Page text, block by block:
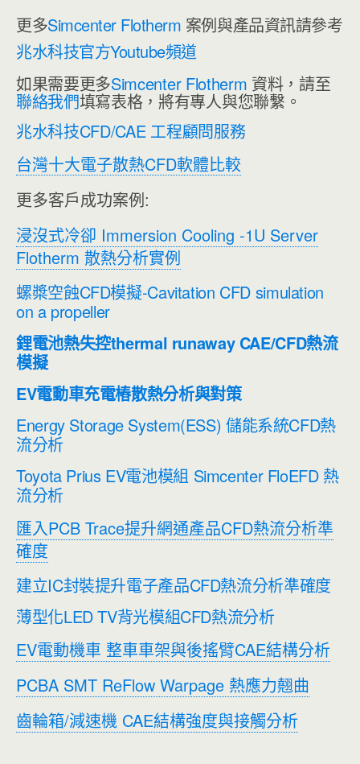
更多Simcenter Flotherm 案例與產品資訊請參考
兆水科技官方Youtube頻道
如果需要更多Simcenter Flotherm 資料，請至
聯絡我們填寫表格，將有專人與您聯繫。
兆水科技CFD/CAE 工程顧問服務
台灣十大電子散熱CFD軟體比較
更多客戶成功案例:
浸沒式冷卻 Immersion Cooling -1U Server
Flotherm 散熱分析實例
螺槳空蝕CFD模擬-Cavitation CFD simulation
on a propeller
鋰電池熱失控thermal runaway CAE/CFD熱流
模擬
EV電動車充電樁散熱分析與對策
Energy Storage System(ESS) 儲能系統CFD熱
流分析
Toyota Prius EV電池模組 Simcenter FloEFD 熱
流分析
匯入PCB Trace提升網通產品CFD熱流分析準
確度
建立IC封裝提升電子產品CFD熱流分析準確度
薄型化LED TV背光模組CFD熱流分析
EV電動機車 整車車架與後搖臂CAE結構分析
PCBA SMT ReFlow Warpage 熱應力翹曲
齒輪箱/減速機 CAE結構強度與接觸分析